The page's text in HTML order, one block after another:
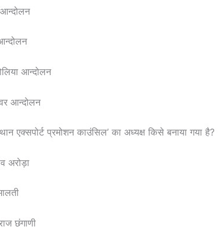
आन्दोलन
आन्दोलन
एक्सपोर्ट प्रमोशन काउंसिल’ का अध्यक्ष किसे बनाया गया है?
अरोड़ा
छंगाणी